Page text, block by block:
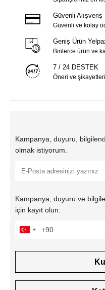
Güvenli Alışveriş
Güvenli ve kolay
Geniş Ürün
Binlerce ürün ve
7 / 24 DESTEK
Öneri ve
Kampanya, duyuru,
olmak istiyorum.
Kampanya, duyuru ve
için kayıt olun.